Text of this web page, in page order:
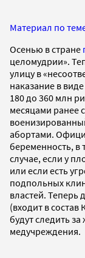
Материал по
Осенью в стране
целомудрии».
улицу в
наказание в
180 до 360 млн
месяцами ранее
абортами.
беременность, в
случае, если у
или если есть
подпольных
властей. Теперь
(входит в
будут следить
медучреждения.